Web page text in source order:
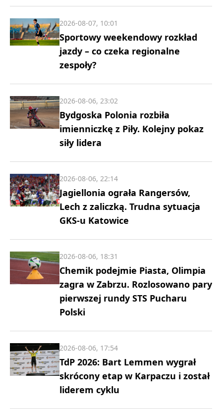
Sportowy weekendowy rozkład
jazdy – co czeka regionalne
zespoły?
2026-08-07, 10:01
Bydgoska Polonia rozbiła
imienniczkę z Piły. Kolejny pokaz
siły lidera
2026-08-06, 23:02
Jagiellonia ograła Rangersów,
Lech z zaliczką. Trudna sytuacja
GKS-u Katowice
2026-08-06, 22:14
Chemik podejmie Piasta, Olimpia
zagra w Zabrzu. Rozlosowano pary
pierwszej rundy STS Pucharu
Polski
2026-08-06, 18:31
TdP 2026: Bart Lemmen wygrał
skrócony etap w Karpaczu i został
liderem cyklu
2026-08-06, 17:54